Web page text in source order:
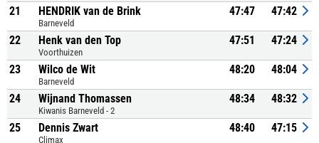
21 HENDRIK van de Brink
Barneveld
47:47 47:42
22 Henk van den Top
Voorthuizen
47:51 47:24
23 Wilco de Wit
Barneveld
48:20 48:04
24 Wijnand Thomassen
Kiwanis Barneveld - 2
48:34 48:32
25 Dennis Zwart
Climax
48:40 47:15